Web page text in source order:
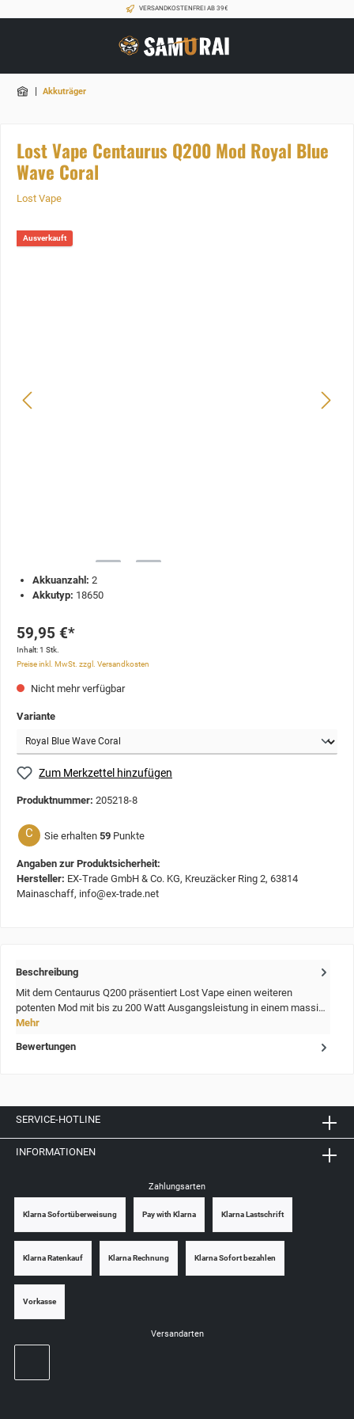
VERSANDKOSTENFREI AB 39€
| Akkuträger
Lost Vape Centaurus Q200 Mod Royal Blue
Wave Coral
Lost Vape
Ausverkauft
Akkuanzahl: 2
Akkutyp: 18650
59,95 €*
Inhalt:1 Stk.
Preise inkl. MwSt. zzgl. Versandkosten
Nicht mehr verfügbar
Variante
Zum Merkzettel hinzufügen
Produktnummer: 205218-8
C Sie erhalten 59 Punkte
Angaben zur Produktsicherheit:
Hersteller: EX-Trade GmbH & Co. KG, Kreuzäcker Ring 2, 63814
Mainaschaff, info@ex-trade.net
Beschreibung
Mit dem Centaurus Q200 präsentiert Lost Vape einen weiteren
potenten Mod mit bis zu 200 Watt Ausgangsleistung in einem massi…
Mehr
Bewertungen
SERVICE-HOTLINE
INFORMATIONEN
Zahlungsarten
Klarna Sofortüberweisung Pay with Klarna Klarna Lastschrift
Klarna Ratenkauf Klarna Rechnung Klarna Sofort bezahlen
Vorkasse
Versandarten